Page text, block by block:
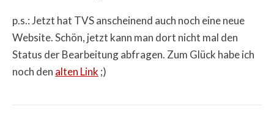
p.s.: Jetzt hat TVS anscheinend auch noch eine neue
Website. Schön, jetzt kann man dort nicht mal den
Status der Bearbeitung abfragen. Zum Glück habe ich
noch den alten Link ;)